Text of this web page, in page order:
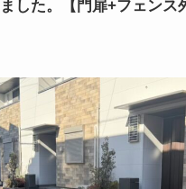
した。【門扉+フェンス